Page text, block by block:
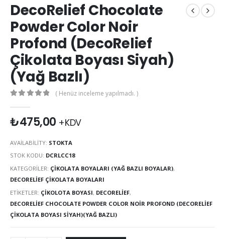
DecoRelief Chocolate
Powder Color Noir
Profond (DecoRelief
Çikolata Boyası Siyah)
(Yağ Bazlı)
( Henüz inceleme yapılmadı. )
₺475,00 +KDV
AVAILABILITY: STOKTA
STOK KODU: DCRLCC18
KATEGORILER: ÇIKOLATA BOYALARI (YAĞ BAZLI BOYALAR),
DECORELIEF ÇIKOLATA BOYALARI
ETIKETLER: ÇIKOLOTA BOYASI, DECORELIEF,
DECORELIEF CHOCOLATE POWDER COLOR NOIR PROFOND (DECORELIEF
ÇIKOLATA BOYASI SIYAH)(YAĞ BAZLI)